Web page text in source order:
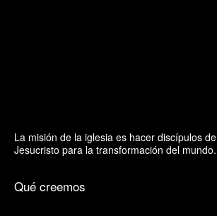
La misión de la iglesia es hacer discípulos de
Jesucristo para la transformación del mundo.
Qué creemos